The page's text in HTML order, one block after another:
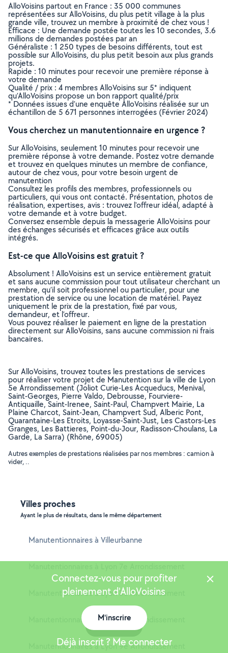
AlloVoisins partout en France : 35 000 communes
représentées sur AlloVoisins, du plus petit village à la plus
grande ville, trouvez un membre à proximité de chez vous !
Efficace : Une demande postée toutes les 10 secondes, 3.6
millions de demandes postées par an
Généraliste : 1 250 types de besoins différents, tout est
possible sur AlloVoisins, du plus petit besoin aux plus grands
projets.
Rapide : 10 minutes pour recevoir une première réponse à
votre demande
Qualité / prix : 4 membres AlloVoisins sur 5* indiquent
qu’AlloVoisins propose un bon rapport qualité/prix
* Données issues d’une enquête AlloVoisins réalisée sur un
échantillon de 5 671 personnes interrogées (Février 2024)
Vous cherchez un manutentionnaire en urgence ?
Sur AlloVoisins, seulement 10 minutes pour recevoir une
première réponse à votre demande. Postez votre demande
et trouvez en quelques minutes un membre de confiance,
autour de chez vous, pour votre besoin urgent de
manutention
Consultez les profils des membres, professionnels ou
particuliers, qui vous ont contacté. Présentation, photos de
réalisation, expertises, avis : trouvez l'offreur idéal, adapté à
votre demande et à votre budget.
Conversez ensemble depuis la messagerie AlloVoisins pour
des échanges sécurisés et efficaces grâce aux outils
intégrés.
Est-ce que AlloVoisins est gratuit ?
Absolument ! AlloVoisins est un service entièrement gratuit
et sans aucune commission pour tout utilisateur cherchant un
membre, qu’il soit professionnel ou particulier, pour une
prestation de service ou une location de matériel. Payez
uniquement le prix de la prestation, fixé par vous,
demandeur, et l’offreur.
Vous pouvez réaliser le paiement en ligne de la prestation
directement sur AlloVoisins, sans aucune commission ni frais
bancaires.
Sur AlloVoisins, trouvez toutes les prestations de services
pour réaliser votre projet de Manutention sur la ville de Lyon
5e Arrondissement (Joliot Curie-Les Acqueducs, Menival,
Saint-Georges, Pierre Valdo, Debrousse, Fourviere-
Antiquaille, Saint-Irenee, Saint-Paul, Champvert Mairie, La
Plaine Charcot, Saint-Jean, Champvert Sud, Alberic Pont,
Quarantaine-Les Etroits, Loyasse-Saint-Just, Les Castors-Les
Granges, Les Battieres, Point-du-Jour, Radisson-Choulans, La
Garde, La Sarra) (Rhône, 69005)
Autres exemples de prestations réalisées par nos membres : camion à
vider, ..
Villes proches
Ayant le plus de résultats, dans le même département
Manutentionnaires à Villeurbanne
Manutentionnaires à Lyon 3e Arrondissement
Manutentionnaires à Lyon 8e Arrondissement
Manutentionnaires à Lyon 9e Arrondissement
Connectez-vous pour profiter
pleinement d'AlloVoisins
M'inscrire
Déjà inscrit ? Me connecter